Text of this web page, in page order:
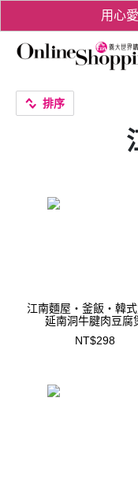
用心
3折起！德
爸氣
排序
江南麵屋‧釜飯‧韓式
延南洞牛腱肉豆腐
NT$298